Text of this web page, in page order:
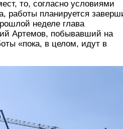
то, согласно условиями
работы планируется
неделе глава
Артемов, побывавший на
«пока, в целом, идут в